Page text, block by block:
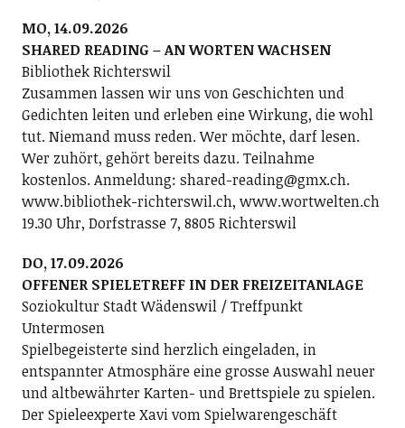
MO, 14.09.2026
SHARED READING – AN WORTEN WACHSEN
Bibliothek Richterswil
Zusammen lassen wir uns von Geschichten und
Gedichten leiten und erleben eine Wirkung, die wohl
tut. Niemand muss reden. Wer möchte, darf lesen.
Wer zuhört, gehört bereits dazu. Teilnahme
kostenlos. Anmeldung: shared-reading@gmx.ch.
www.bibliothek-richterswil.ch, www.wortwelten.ch
19.30 Uhr, Dorfstrasse 7, 8805 Richterswil
DO, 17.09.2026
OFFENER SPIELETREFF IN DER FREIZEITANLAGE
Soziokultur Stadt Wädenswil / Treffpunkt
Untermosen
Spielbegeisterte sind herzlich eingeladen, in
entspannter Atmosphäre eine grosse Auswahl neuer
und altbewährter Karten- und Brettspiele zu spielen.
Der Spieleexperte Xavi vom Spielwarengeschäft